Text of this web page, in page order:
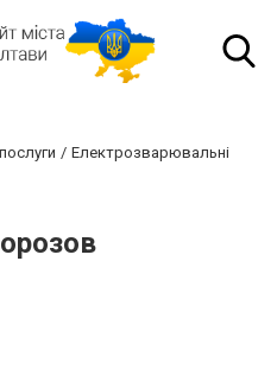
Електрозварювальні